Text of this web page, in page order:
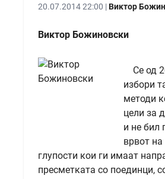
20.07.2014 22:00 |Виктор
Виктор Божиновски
Се од
избори
методи
цели за
и не бил
врвот
глупости кои ги имаат
пресметката со поединци,